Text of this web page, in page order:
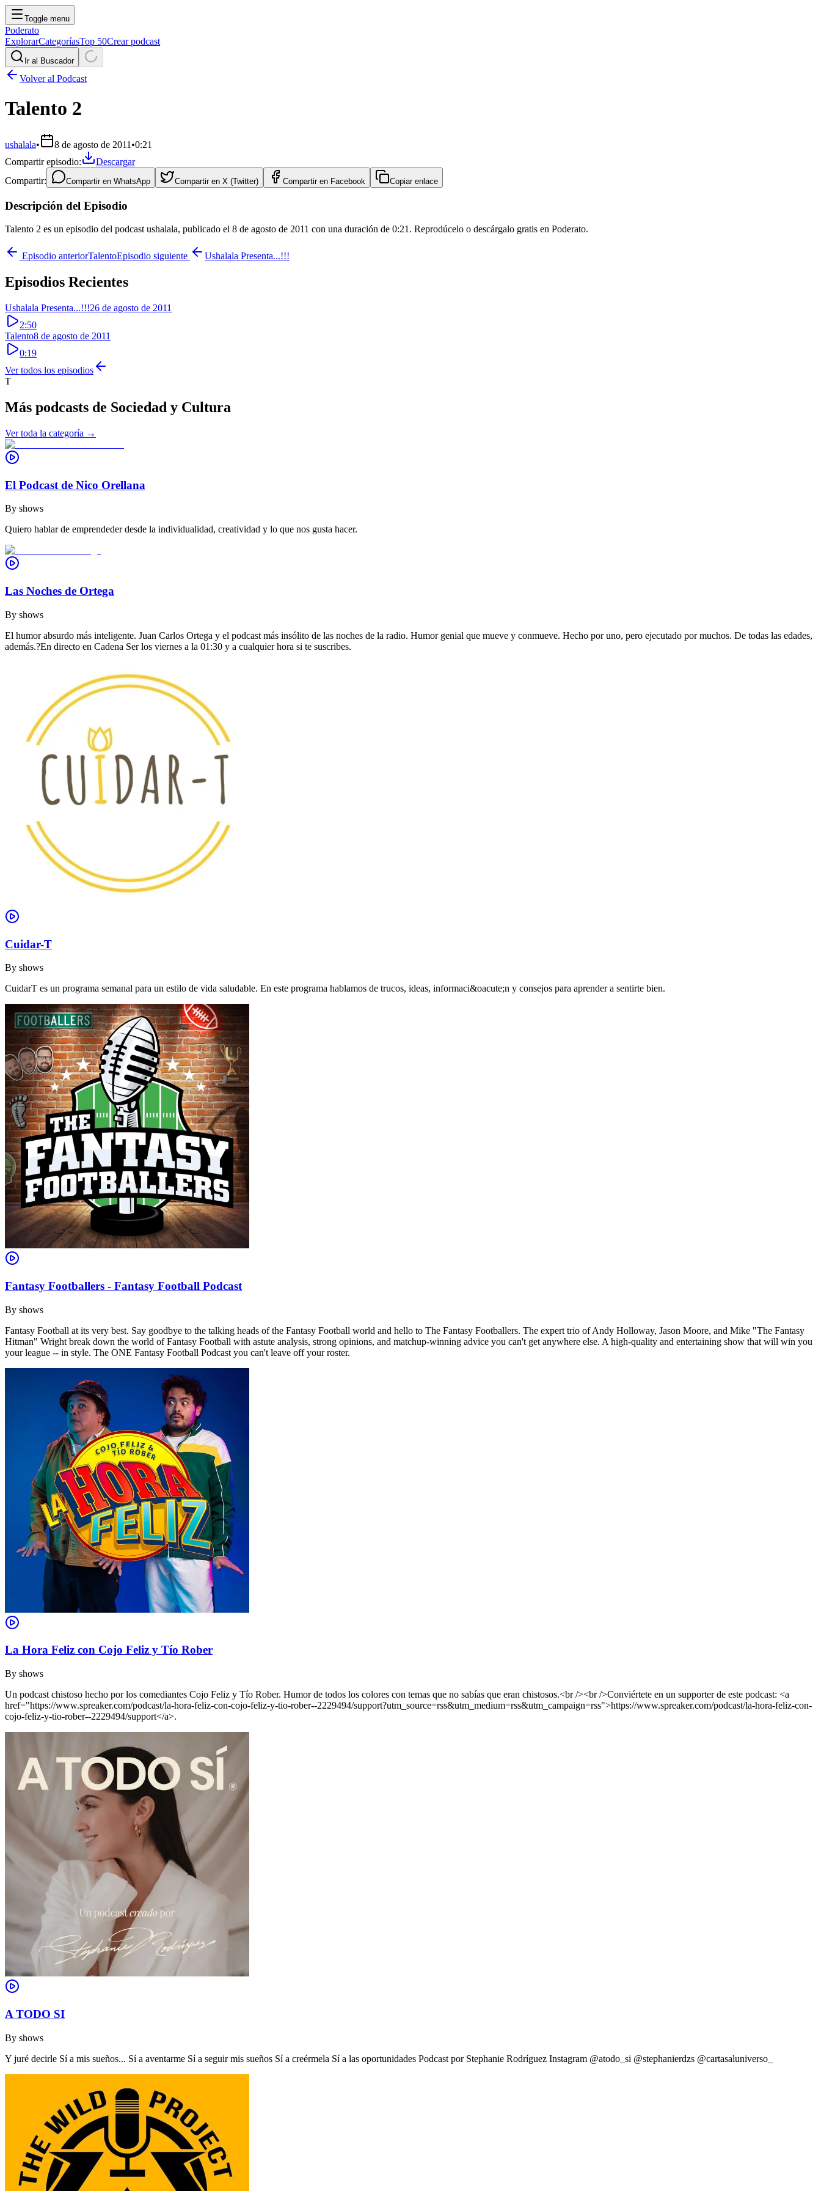
Toggle menu
Poderato
ExplorarCategoríasTop 50Crear podcast
Ir al Buscador
Volver al Podcast
Talento 2
ushalala• 8 de agosto de 2011 •0:21
Compartir episodio:
Descargar
Compartir:
Compartir en WhatsApp Compartir en X (Twitter) Compartir en Facebook Copiar enlace
Descripción del Episodio
Talento 2 es un episodio del podcast ushalala, publicado el 8 de agosto de 2011 con una duración de 0:21. Reprodúcelo o descárgalo gratis en Poderato.
Episodio anteriorTalentoEpisodio siguiente Ushalala Presenta...!!!
Episodios Recientes
Ushalala Presenta...!!!26 de agosto de 2011
2:50
Talento8 de agosto de 2011
0:19
Ver todos los episodios
T
Más podcasts de Sociedad y Cultura
Ver toda la categoría →
El Podcast de Nico Orellana
By shows
Quiero hablar de emprendeder desde la individualidad, creatividad y lo que nos gusta hacer.
Las Noches de Ortega
By shows
El humor absurdo más inteligente. Juan Carlos Ortega y el podcast más insólito de las noches de la radio. Humor genial que mueve y conmueve. Hecho por uno, pero ejecutado por muchos. De todas las edades,
además.?En directo en Cadena Ser los viernes a la 01:30 y a cualquier hora si te suscribes.
Cuidar-T
By shows
CuidarT es un programa semanal para un estilo de vida saludable. En este programa hablamos de trucos, ideas, informaci&oacute;n y consejos para aprender a sentirte bien.
Fantasy Footballers - Fantasy Football Podcast
By shows
Fantasy Football at its very best. Say goodbye to the talking heads of the Fantasy Football world and hello to The Fantasy Footballers. The expert trio of Andy Holloway, Jason Moore, and Mike "The Fantasy
Hitman" Wright break down the world of Fantasy Football with astute analysis, strong opinions, and matchup-winning advice you can't get anywhere else. A high-quality and entertaining show that will win you
your league -- in style. The ONE Fantasy Football Podcast you can't leave off your roster.
La Hora Feliz con Cojo Feliz y Tío Rober
By shows
Un podcast chistoso hecho por los comediantes Cojo Feliz y Tío Rober. Humor de todos los colores con temas que no sabías que eran chistosos.<br /><br />Conviértete en un supporter de este podcast: <a
href="https://www.spreaker.com/podcast/la-hora-feliz-con-cojo-feliz-y-tio-rober--2229494/support?utm_source=rss&utm_medium=rss&utm_campaign=rss">https://www.spreaker.com/podcast/la-hora-feliz-con-
cojo-feliz-y-tio-rober--2229494/support</a>.
A TODO SI
By shows
Y juré decirle Sí a mis sueños... Sí a aventarme Sí a seguir mis sueños Sí a creérmela Sí a las oportunidades Podcast por Stephanie Rodríguez Instagram @atodo_si @stephanierdzs @cartasaluniverso_